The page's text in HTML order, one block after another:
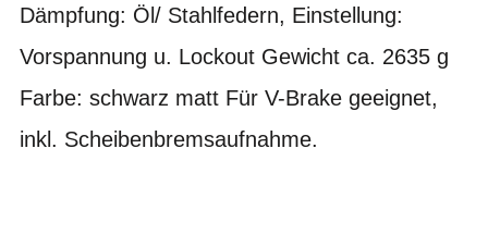
Dämpfung: Öl/ Stahlfedern, Einstellung:
Vorspannung u. Lockout Gewicht ca. 2635 g
Farbe: schwarz matt Für V-Brake geeignet,
inkl. Scheibenbremsaufnahme.